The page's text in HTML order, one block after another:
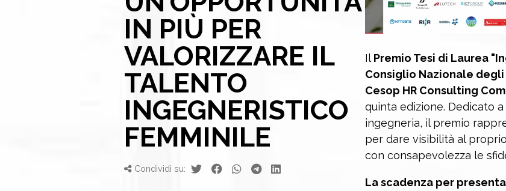
IN PIÙ PER
VALORIZZARE IL
TALENTO
INGEGNERISTICO
FEMMINILE
Condividi su:
Il Premio Tesi di Laurea
Consiglio Nazionale
Cesop HR Consulting
quinta edizione. Dedicato
ingegneria, il premio
per dare visibilità al
con consapevolezza le
La scadenza per